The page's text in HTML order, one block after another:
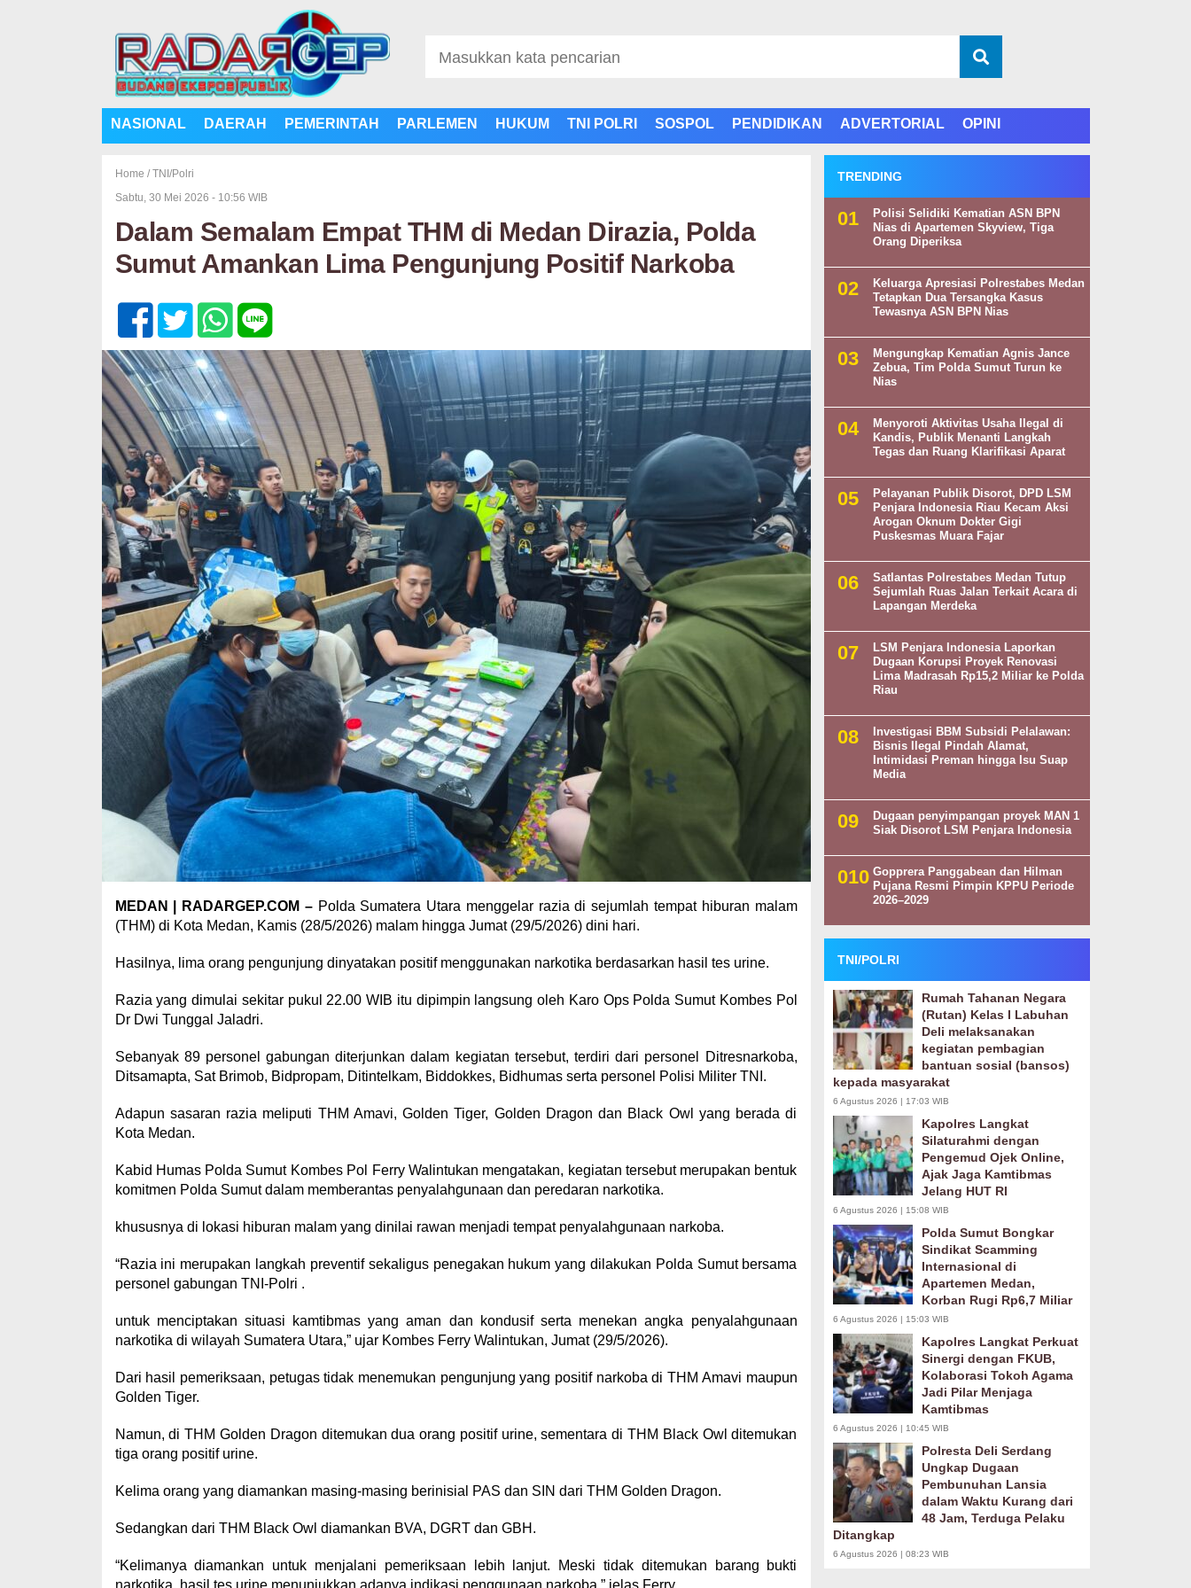
NASIONAL DAERAH PEMERINTAH PARLEMEN HUKUM TNI POLRI SOSPOL PENDIDIKAN ADVERTORIAL OPINI
Home / TNI/Polri
Sabtu, 30 Mei 2026 - 10:56 WIB
Dalam Semalam Empat THM di Medan Dirazia, Polda
Sumut Amankan Lima Pengunjung Positif Narkoba
MEDAN | RADARGEP.COM –Polda Sumatera Utara menggelar razia di sejumlah tempat hiburan malam
(THM) di Kota Medan, Kamis (28/5/2026) malam hingga Jumat (29/5/2026) dini hari.
Hasilnya, lima orang pengunjung dinyatakan positif menggunakan narkotika berdasarkan hasil tes urine.
Razia yang dimulai sekitar pukul 22.00 WIB itu dipimpin langsung oleh Karo Ops Polda Sumut Kombes Pol
Dr Dwi Tunggal Jaladri.
Sebanyak 89 personel gabungan diterjunkan dalam kegiatan tersebut, terdiri dari personel Ditresnarkoba,
Ditsamapta, Sat Brimob, Bidpropam, Ditintelkam, Biddokkes, Bidhumas serta personel Polisi Militer TNI.
Adapun sasaran razia meliputi THM Amavi, Golden Tiger, Golden Dragon dan Black Owl yang berada di
Kota Medan.
Kabid Humas Polda Sumut Kombes Pol Ferry Walintukan mengatakan, kegiatan tersebut merupakan bentuk
komitmen Polda Sumut dalam memberantas penyalahgunaan dan peredaran narkotika.
khususnya di lokasi hiburan malam yang dinilai rawan menjadi tempat penyalahgunaan narkoba.
“Razia ini merupakan langkah preventif sekaligus penegakan hukum yang dilakukan Polda Sumut bersama
personel gabungan TNI-Polri .
untuk menciptakan situasi kamtibmas yang aman dan kondusif serta menekan angka penyalahgunaan
narkotika di wilayah Sumatera Utara,” ujar Kombes Ferry Walintukan, Jumat (29/5/2026).
Dari hasil pemeriksaan, petugas tidak menemukan pengunjung yang positif narkoba di THM Amavi maupun
Golden Tiger.
Namun, di THM Golden Dragon ditemukan dua orang positif urine, sementara di THM Black Owl ditemukan
tiga orang positif urine.
Kelima orang yang diamankan masing-masing berinisial PAS dan SIN dari THM Golden Dragon.
Sedangkan dari THM Black Owl diamankan BVA, DGRT dan GBH.
“Kelimanya diamankan untuk menjalani pemeriksaan lebih lanjut. Meski tidak ditemukan barang bukti
narkotika, hasil tes urine menunjukkan adanya indikasi penggunaan narkoba,” jelas Ferry.
TRENDING
Polisi Selidiki Kematian ASN BPN
Nias di Apartemen Skyview, Tiga
Orang Diperiksa
Keluarga Apresiasi Polrestabes Medan
Tetapkan Dua Tersangka Kasus
Tewasnya ASN BPN Nias
Mengungkap Kematian Agnis Jance
Zebua, Tim Polda Sumut Turun ke
Nias
Menyoroti Aktivitas Usaha Ilegal di
Kandis, Publik Menanti Langkah
Tegas dan Ruang Klarifikasi Aparat
Pelayanan Publik Disorot, DPD LSM
Penjara Indonesia Riau Kecam Aksi
Arogan Oknum Dokter Gigi
Puskesmas Muara Fajar
Satlantas Polrestabes Medan Tutup
Sejumlah Ruas Jalan Terkait Acara di
Lapangan Merdeka
LSM Penjara Indonesia Laporkan
Dugaan Korupsi Proyek Renovasi
Lima Madrasah Rp15,2 Miliar ke Polda
Riau
Investigasi BBM Subsidi Pelalawan:
Bisnis Ilegal Pindah Alamat,
Intimidasi Preman hingga Isu Suap
Media
Dugaan penyimpangan proyek MAN 1
Siak Disorot LSM Penjara Indonesia
Gopprera Panggabean dan Hilman
Pujana Resmi Pimpin KPPU Periode
2026–2029
TNI/POLRI
Rumah Tahanan Negara
(Rutan) Kelas I Labuhan
Deli melaksanakan
kegiatan pembagian
bantuan sosial (bansos)
kepada masyarakat
6 Agustus 2026 | 17:03 WIB
Kapolres Langkat
Silaturahmi dengan
Pengemud Ojek Online,
Ajak Jaga Kamtibmas
Jelang HUT RI
6 Agustus 2026 | 15:08 WIB
Polda Sumut Bongkar
Sindikat Scamming
Internasional di
Apartemen Medan,
Korban Rugi Rp6,7 Miliar
6 Agustus 2026 | 15:03 WIB
Kapolres Langkat Perkuat
Sinergi dengan FKUB,
Kolaborasi Tokoh Agama
Jadi Pilar Menjaga
Kamtibmas
6 Agustus 2026 | 10:45 WIB
Polresta Deli Serdang
Ungkap Dugaan
Pembunuhan Lansia
dalam Waktu Kurang dari
48 Jam, Terduga Pelaku
Ditangkap
6 Agustus 2026 | 08:23 WIB